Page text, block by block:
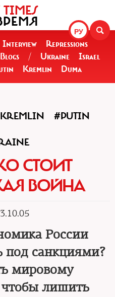
РУ
Interview
Repressions
Blogs / Ukraine
Israel
Kremlin Duma
#PUTIN
СТОИТ
ВОЙНА
России
под санкциями?
мировому
чтобы лишить